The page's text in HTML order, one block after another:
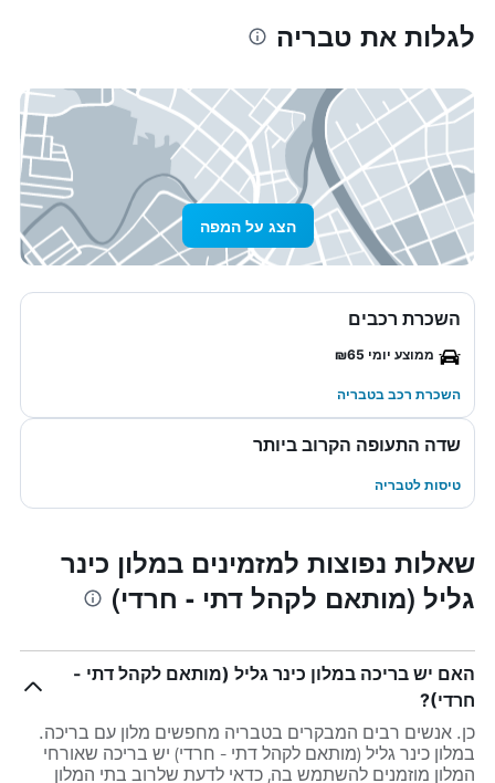
לגלות את טבריה
הצג על המפה
השכרת רכבים
ממוצע יומי ₪65
השכרת רכב בטבריה
שדה התעופה הקרוב ביותר
טיסות לטבריה
שאלות נפוצות למזמינים במלון כינר
גליל (מותאם לקהל דתי - חרדי)
האם יש בריכה במלון כינר גליל (מותאם לקהל דתי -
חרדי)?
כן. אנשים רבים המבקרים בטבריה מחפשים מלון עם בריכה.
במלון כינר גליל (מותאם לקהל דתי - חרדי) יש בריכה שאורחי
המלון מוזמנים להשתמש בה, כדאי לדעת שלרוב בתי המלון